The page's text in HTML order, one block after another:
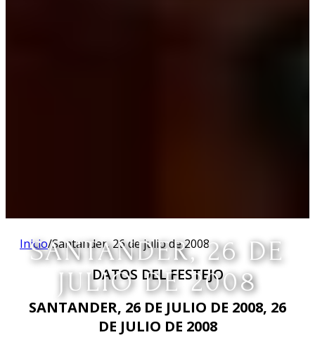
SANTANDER, 26 DE
JULIO DE 2008
Inicio/Santander, 26 de julio de 2008
DATOS DEL FESTEJO
SANTANDER, 26 DE JULIO DE 2008, 26
DE JULIO DE 2008